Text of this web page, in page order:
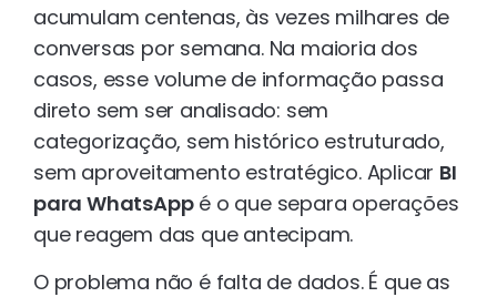
acumulam centenas, às vezes milhares de
conversas por semana. Na maioria dos
casos, esse volume de informação passa
direto sem ser analisado: sem
categorização, sem histórico estruturado,
sem aproveitamento estratégico. Aplicar BI
para WhatsAppé o que separa operações
que reagem das que antecipam.
O problema não é falta de dados. É que as